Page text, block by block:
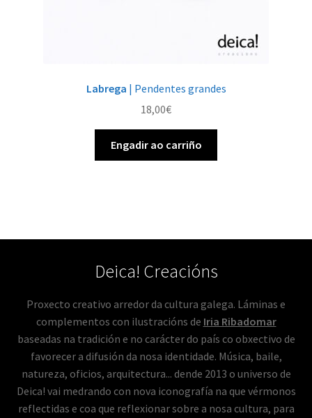
Labrega | Pendentes grandes
18,00€
Engadir ao carriño
Deica! Creacións
Proxecto creativo arredor da cultura galega. Láminas e
complementos con ilustracións de Iria Ribadomar
baseadas na tradición e no carácter do país co obxectivo de
favorecer a difusión da nosa identidade. Música, baile,
natureza, oficios, arquitectura... dende 2013 o universo de
Deica! vai medrando con nova iconografía na que vérmonos
reflectidas e coa que reflexionar sobre a nosa cultura, para